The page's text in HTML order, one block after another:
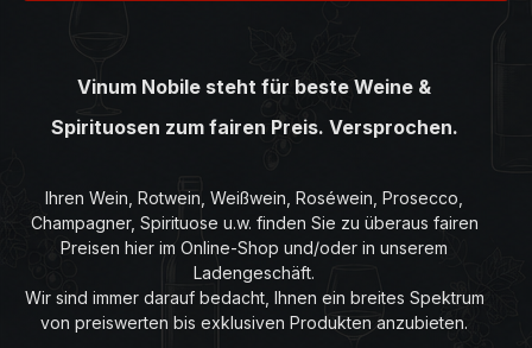
Vinum Nobile steht für beste Weine &
Spirituosen zum fairen Preis. Versprochen.
Ihren Wein, Rotwein, Weißwein, Roséwein, Prosecco,
Champagner, Spirituose u.w. finden Sie zu überaus fairen
Preisen hier im Online-Shop und/oder in unserem
Ladengeschäft.
Wir sind immer darauf bedacht, Ihnen ein breites Spektrum
von preiswerten bis exklusiven Produkten anzubieten.